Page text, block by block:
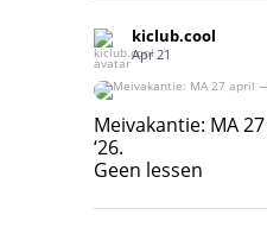
kiclub.cool
Apr 21
Meivakantie: MA 27 april —
Geen lessen
Meivakantie: MA
‘26.
Geen lessen